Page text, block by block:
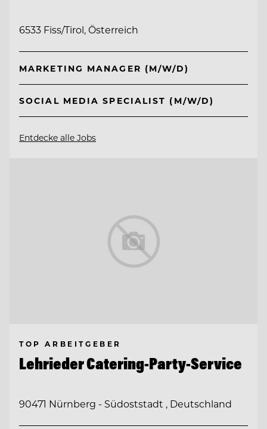
6533 Fiss/Tirol, Österreich
MARKETING MANAGER (M/W/D)
SOCIAL MEDIA SPECIALIST (M/W/D)
Entdecke alle Jobs
TOP ARBEITGEBER
Lehrieder Catering-Party-Service
90471 Nürnberg - Südoststadt , Deutschland